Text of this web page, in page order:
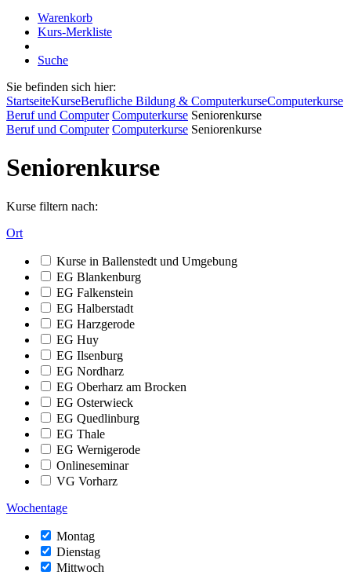
Warenkorb
Kurs-Merkliste
Suche
Sie befinden sich hier:
StartseiteKurseBerufliche Bildung & ComputerkurseComputerkurse
Beruf und Computer Computerkurse Seniorenkurse
Beruf und Computer Computerkurse Seniorenkurse
Seniorenkurse
Kurse filtern nach:
Ort
Kurse in Ballenstedt und Umgebung
EG Blankenburg
EG Falkenstein
EG Halberstadt
EG Harzgerode
EG Huy
EG Ilsenburg
EG Nordharz
EG Oberharz am Brocken
EG Osterwieck
EG Quedlinburg
EG Thale
EG Wernigerode
Onlineseminar
VG Vorharz
Wochentage
Montag
Dienstag
Mittwoch